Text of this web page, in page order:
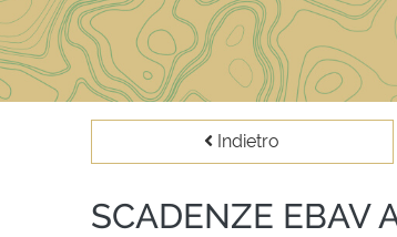
Indietro
SCADENZE EBAV